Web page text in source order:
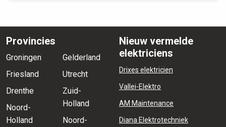
Provincies
Groningen
Friesland
Drenthe
Noord-
Holland
Gelderland
Utrecht
Zuid-
Holland
Noord-
Nieuw vermelde
elektriciens
Drixes elektricien
Vallei-Elektro
AM Maintenance
Diana Elektrotechniek